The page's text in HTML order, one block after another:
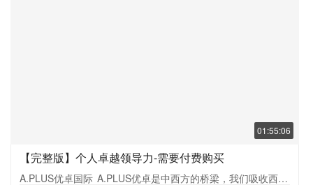
01:55:06
【完整版】个人卓越领导力-需要付费购买
A.PLUS优卓国际 A.PLUS优卓是中西方的桥梁，我们吸收西方先进的知识和工具，配合大中华地区的人才发展需求&mdash;&mdash;Everything DiSC&reg; Authorized Partner，MBTI&reg; Expert